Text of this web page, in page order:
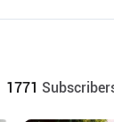
1771